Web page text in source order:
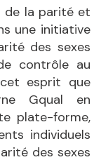
de la parité et
une initiative
des sexes
contrôle au
cet esprit que
Gqual en
plate-forme,
individuels
des sexes